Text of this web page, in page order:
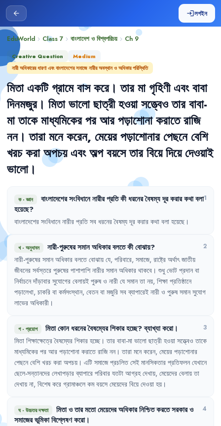
arrow_back loginলগইন
EduWorld chevron_right Class 7 chevron_right বাংলাদেশ ও বিশ্বপরিচয় chevron_right Ch 9
Creative Question
Medium
নারী অধিকারের ধারণা এবং বাংলাদেশের সমাজে নারীর অবস্থান ও অধিকার পরিস্থিতি
মিতা একটি গ্রামে বাস করে। তার মা গৃহিণী এবং বাবা
দিনমজুর। মিতা ভালো ছাত্রী হওয়া সত্ত্বেও তার বাবা-
মা তাকে মাধ্যমিকের পর আর পড়াশোনা করাতে রাজি
নন। তারা মনে করেন, মেয়ের পড়াশোনার পেছনে বেশি
খরচ করা অপচয় এবং অল্প বয়সে তার বিয়ে দিয়ে দেওয়াই
ভালো।
ক·জ্ঞান বাংলাদেশেরসংবিধানেনারীরপ্রতিকীধরনেরবৈষম্যদূরকরারকথাবলা
হয়েছে?
1
বাংলাদেশের সংবিধানে নারীর প্রতি সব ধরনের বৈষম্য দূর করার কথা বলা হয়েছে ।
খ· অনুধাবন নারী-পুরুষেরসমানঅধিকারবলতেকীবোঝায়? 2
নারী-পুরুষের সমান অধিকার বলতে বোঝায় যে, পরিবারে, সমাজে, রাষ্ট্রে অর্থাৎ জাতীয়
জীবনের সর্বস্তরে পুরুষের পাশাপাশি নারীর সমান অধিকার থাকবে । শুধু ভোট প্রদান বা
নির্বাচনে দাঁড়াবার সুযোগের বেলায়ই পুরুষ ও নারী যে সমান তা নয়, শিক্ষা প্রতিষ্ঠানে
পড়ালেখা, চাকরি বা কর্মসংস্থান, বেতন বা মজুরি সব ব্যাপারেই নারী ও পুরুষ সমান সুযোগ
লাভের অধিকারী ।
গ· প্রয়োগ মিতাকোনধরনেরবৈষম্যেরশিকারহচ্ছে?ব্যাখ্যাকরো। 3
মিতা শিক্ষাক্ষেত্রে বৈষম্যের শিকার হচ্ছে। তার বাবা-মা ভালো ছাত্রী হওয়া সত্ত্বেও তাকে
মাধ্যমিকের পর আর পড়াশোনা করাতে রাজি নন। তারা মনে করেন, মেয়ের পড়াশোনার
পেছনে বেশি খরচ করা অপচয় । এটি সমাজে প্রচলিত সেই মানসিকতার প্রতিফলন যেখানে
ছেলে-সন্তানদের লেখাপড়ার ব্যাপারে পরিবার যতটা আগ্রহ দেখায়, মেয়েদের বেলায় তা
দেখায় না, বিশেষ করে গ্রামাঞ্চলে কম বয়সে মেয়েদের বিয়ে দেওয়া হয় ।
ঘ· উচ্চতর দক্ষতা মিতাওতারমতোমেয়েদেরঅধিকারনিশ্চিতকরতেসরকারও
সমাজেরভূমিকাবিশ্লেষণকরো।
4